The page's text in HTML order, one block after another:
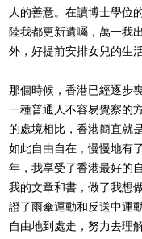
人的善意。在讀博士學位
陸我都更新遺囑，萬一我
外，好提前安排女兒的生活
那個時候，香港已經逐步
一種普通人不容易覺察的
的處境相比，香港簡直就
如此自由自在，慢慢地有
年，我享受了香港最好的
我的文章和書，做了我想
證了雨傘運動和反送中運
自由地到處走，努力去理